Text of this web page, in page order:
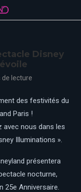
Disney
lecture
des festivités du
Paris !
avec nous dans les
Illuminations ».
présentera
nocturne,
25e Anniversaire.